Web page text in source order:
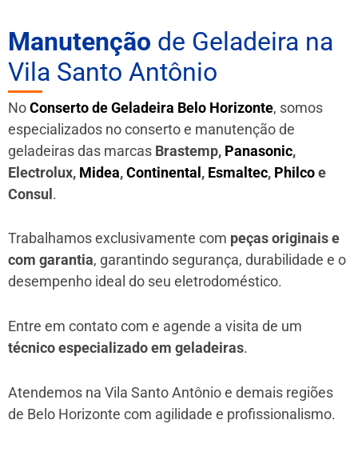
Manutenção de Geladeira na
Vila Santo Antônio
NoConserto de Geladeira Belo Horizonte, somos
especializados no conserto e manutenção de
geladeiras das marcas Brastemp, Panasonic,
Electrolux, Midea,Continental, Esmaltec, Philcoe
Consul.
Trabalhamos exclusivamente com peças originais e
com garantia, garantindo segurança, durabilidade e o
desempenho ideal do seu eletrodoméstico.
Entre em contato com e agende a visita de um
técnico especializado em geladeiras.
Atendemos na Vila Santo Antônio e demais regiões
de Belo Horizonte com agilidade e profissionalismo.